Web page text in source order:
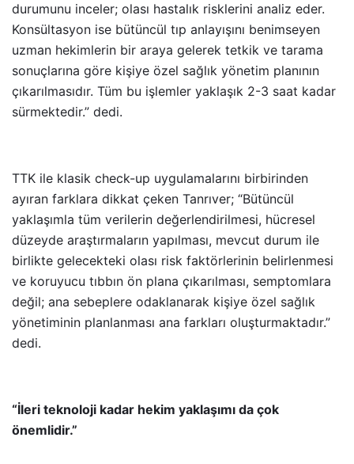
durumunu inceler; olası hastalık risklerini analiz eder.
Konsültasyon ise bütüncül tıp anlayışını benimseyen
uzman hekimlerin bir araya gelerek tetkik ve tarama
sonuçlarına göre kişiye özel sağlık yönetim planının
çıkarılmasıdır. Tüm bu işlemler yaklaşık 2-3 saat kadar
sürmektedir.” dedi.
TTK ile klasik check-up uygulamalarını birbirinden
ayıran farklara dikkat çeken Tanrıver; “Bütüncül
yaklaşımla tüm verilerin değerlendirilmesi, hücresel
düzeyde araştırmaların yapılması, mevcut durum ile
birlikte gelecekteki olası risk faktörlerinin belirlenmesi
ve koruyucu tıbbın ön plana çıkarılması, semptomlara
değil; ana sebeplere odaklanarak kişiye özel sağlık
yönetiminin planlanması ana farkları oluşturmaktadır.”
dedi.
“İleri teknoloji kadar hekim yaklaşımı da çok
önemlidir.”